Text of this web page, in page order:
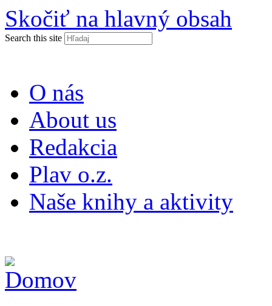
Skočiť na hlavný obsah
Search this site
O nás
About us
Redakcia
Plav o.z.
Naše knihy a aktivity